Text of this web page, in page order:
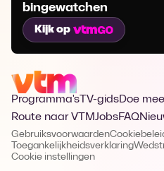
bingewatchen
Kijk op
Programma's TV-gidsDoe mee
Route naar VTMJobsFAQ
Gebruiksvoorwaarden
Toegankelijkheidsverklaring
Cookie instellingen